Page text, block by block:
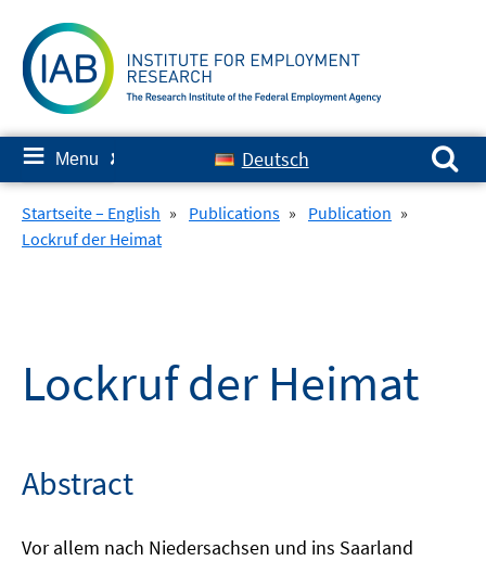
content
≡ Menu ✘ Deutsch
Search for:
Startseite – English » Publications » Publication »
Lockruf der Heimat
Lockruf der Heimat
Abstract
Vor allem nach Niedersachsen und ins Saarland